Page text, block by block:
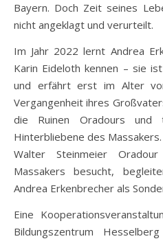
Bayern. Doch Zeit seines
nicht angeklagt und verurteilt.
Im Jahr 2022 lernt Andrea
Karin Eideloth kennen – sie
und erfährt erst im Alter
Vergangenheit ihres
die Ruinen Oradours und
Hinterbliebene des
Walter Steinmeier
Massakers besucht,
Andrea Erkenbrecher als
Eine
Bildungszentrum